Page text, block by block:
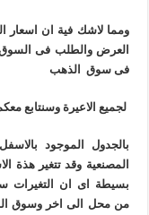
ومما لاشك فية ان اسعار
العرض والطلب فى السوق
فى سوق الذهب
لجميع الاعيرة وسنتابع
بالجدول الموجود
المصنعية وقد تتغير هذة
بسيطة اى ان التغيرات
من محل الى اخر وسوق